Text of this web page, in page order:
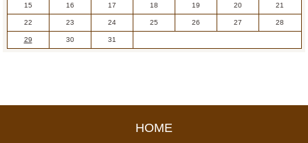
15 16 17 18 19 20 21
22 23 24 25 26 27 28
29 30 31
HOME